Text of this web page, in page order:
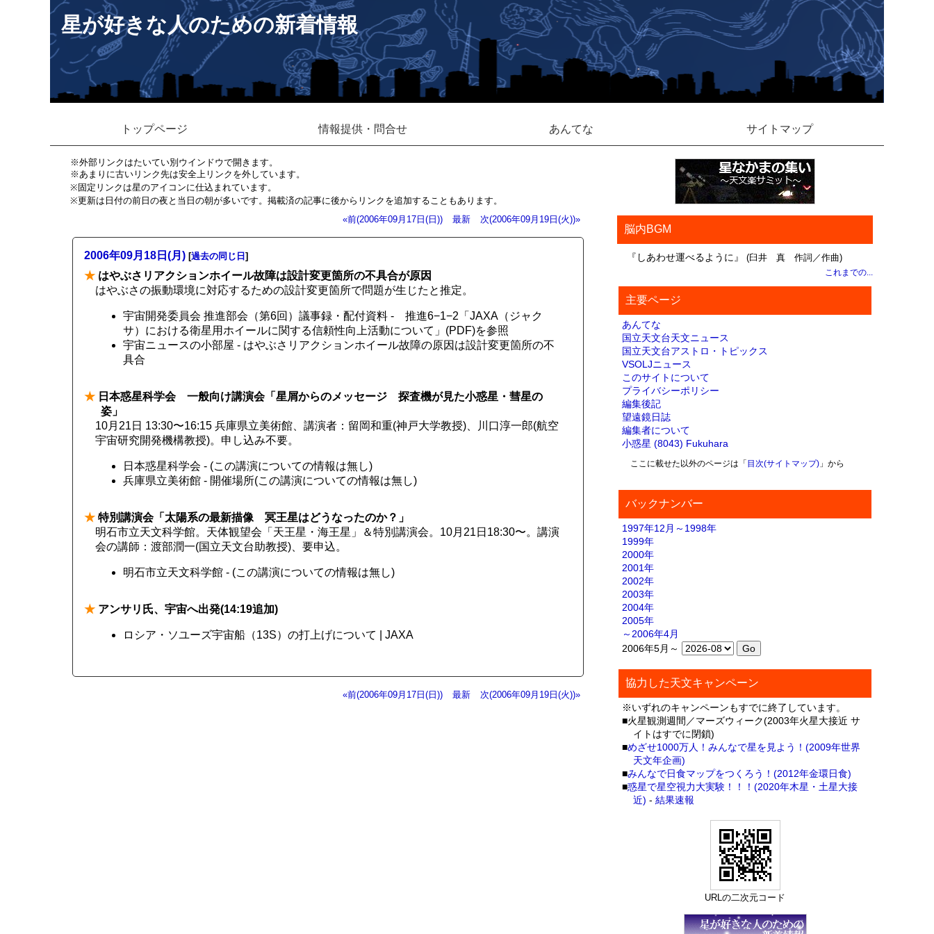
星が好きな人のための新着情報
トップページ 情報提供・問合せ あんてな サイトマップ
※外部リンクはたいてい別ウインドウで開きます。
※あまりに古いリンク先は安全上リンクを外しています。
※固定リンクは星のアイコンに仕込まれています。
※更新は日付の前日の夜と当日の朝が多いです。掲載済の記事に後からリンクを追加することもあります。
«前(2006年09月17日(日))
最新 次(2006年09月19日(火))»
2006年09月18日(月) [過去の同じ日 ]
★ はやぶさリアクションホイール故障は設計変更箇所の不具合が原因
はやぶさの振動環境に対応するための設計変更箇所で問題が生じたと推定。
宇宙開発委員会 推進部会（第6回）議事録・配付資料 - 推進6−1−2「JAXA（ジャク
サ）における衛星用ホイールに関する信頼性向上活動について」(PDF)を参照
宇宙ニュースの小部屋 - はやぶさリアクションホイール故障の原因は設計変更箇所の不
具合
★ 日本惑星科学会 一般向け講演会「星屑からのメッセージ 探査機が見た小惑星・彗星の
姿」
10月21日 13:30〜16:15 兵庫県立美術館、講演者：留岡和重(神戸大学教授)、川口淳一郎(航空
宇宙研究開発機構教授)。申し込み不要。
日本惑星科学会 - (この講演についての情報は無し)
兵庫県立美術館 - 開催場所(この講演についての情報は無し)
★ 特別講演会「太陽系の最新描像 冥王星はどうなったのか？」
明石市立天文科学館。天体観望会「天王星・海王星」＆特別講演会。10月21日18:30〜。講演
会の講師：渡部潤一(国立天文台助教授)、要申込。
明石市立天文科学館 - (この講演についての情報は無し)
★ アンサリ氏、宇宙へ出発(14:19追加)
ロシア・ソユーズ宇宙船（13S）の打上げについて | JAXA
«前(2006年09月17日(日)) 最新 次(2006年09月19日(火))»
脳内BGM
『しあわせ運べるように』 (臼井 真 作詞／作曲)
これまでの...
主要ページ
あんてな
国立天文台天文ニュース
国立天文台アストロ・トピックス
VSOLJニュース
このサイトについて
プライバシーポリシー
編集後記
望遠鏡日誌
編集者について
小惑星 (8043) Fukuhara
ここに載せた以外のページは「 目次(サイトマップ)」から
バックナンバー
1997年12月～1998年
1999年
2000年
2001年
2002年
2003年
2004年
2005年
～2006年4月
2006年5月～
協力した天文キャンペーン
※いずれのキャンペーンもすでに終了しています。
■火星観測週間／マーズウィーク(2003年火星大接近 サ
イトはすでに閉鎖)
■めざせ1000万人！みんなで星を見よう！(2009年世界
天文年企画)
■みんなで日食マップをつくろう！(2012年金環日食)
■惑星で星空視力大実験！！！(2020年木星・土星大接
近) -結果速報
URLの二次元コード